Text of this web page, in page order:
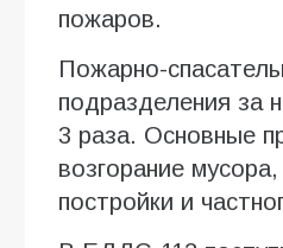
пожаров.
Пожарно-
подразделения за
3 раза. Основные
возгорание
постройки и